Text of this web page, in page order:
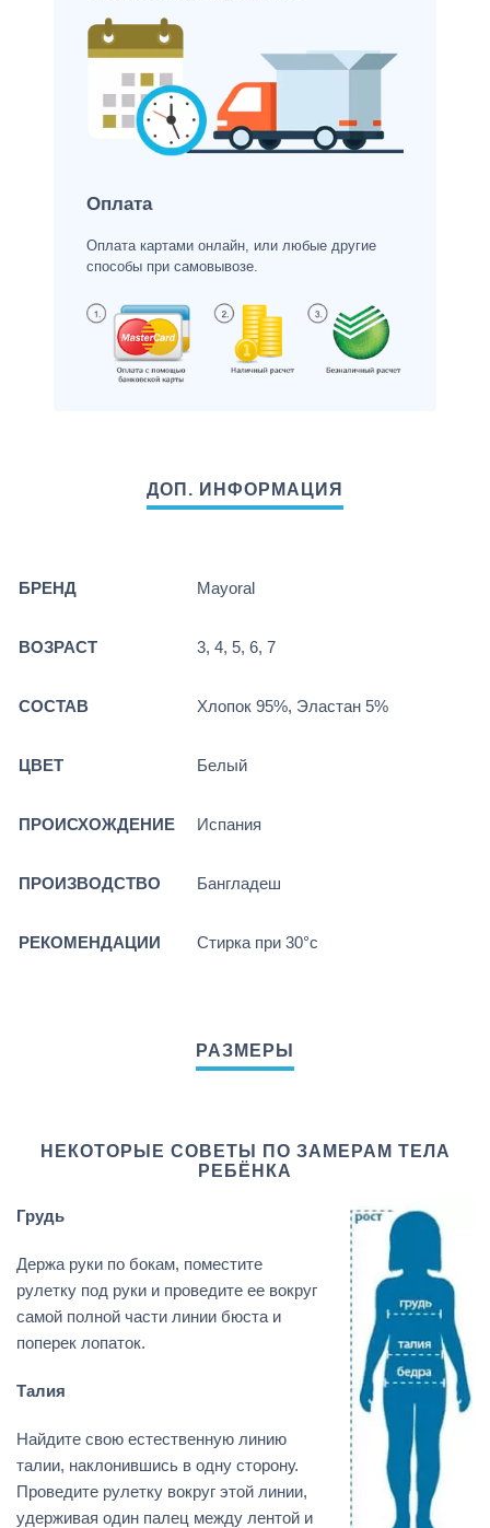
Оплата
Оплата картами онлайн, или любые другие
способы при самовывозе.
БРЕНД Mayoral
ВОЗРАСТ 3, 4, 5, 6, 7
СОСТАВ Хлопок 95%, Эластан 5%
ЦВЕТ Белый
ПРОИСХОЖДЕНИЕ Испания
ПРОИЗВОДСТВО Бангладеш
РЕКОМЕНДАЦИИ Стирка при 30°c
НЕКОТОРЫЕ СОВЕТЫ ПО ЗАМЕРАМ ТЕЛА
РЕБЁНКА
Грудь
Держа руки по бокам, поместите
рулетку под руки и проведите ее вокруг
самой полной части линии бюста и
поперек лопаток.
Талия
Найдите свою естественную линию
талии, наклонившись в одну сторону.
Проведите рулетку вокруг этой линии,
удерживая один палец между лентой и